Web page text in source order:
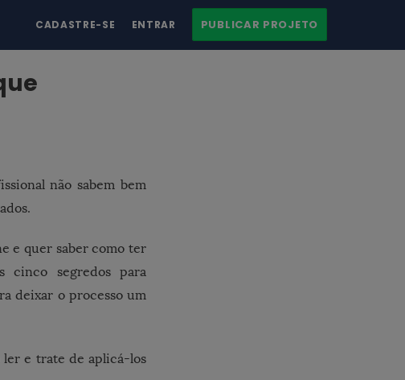
CADASTRE-SE ENTRAR PUBLICAR PROJETO
não sabem bem
e quer saber como ter
cinco segredos para
deixar o processo um
ler e trate de aplicá-los